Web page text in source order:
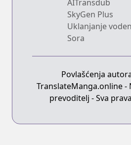
AITransdub
SkyGen Plus
Uklanjanje
Sora
Povlašćenja
TranslateManga.online -
prevoditelj - Sva